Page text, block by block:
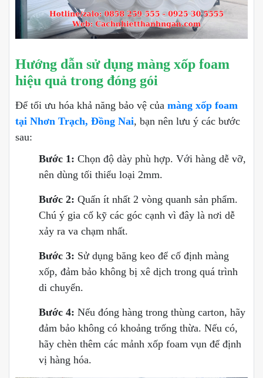
Hướng dẫn sử dụng màng xốp foam
hiệu quả trong đóng gói
Để tối ưu hóa khả năng bảo vệ của màng xốp foam
tại Nhơn Trạch, Đồng Nai, bạn nên lưu ý các bước
sau:
Bước 1: Chọn độ dày phù hợp. Với hàng dễ vỡ,
nên dùng tối thiểu loại 2mm.
Bước 2: Quấn ít nhất 2 vòng quanh sản phẩm.
Chú ý gia cố kỹ các góc cạnh vì đây là nơi dễ
xảy ra va chạm nhất.
Bước 3: Sử dụng băng keo để cố định màng
xốp, đảm bảo không bị xê dịch trong quá trình
di chuyển.
Bước 4: Nếu đóng hàng trong thùng carton, hãy
đảm bảo không có khoảng trống thừa. Nếu có,
hãy chèn thêm các mảnh xốp foam vụn để định
vị hàng hóa.